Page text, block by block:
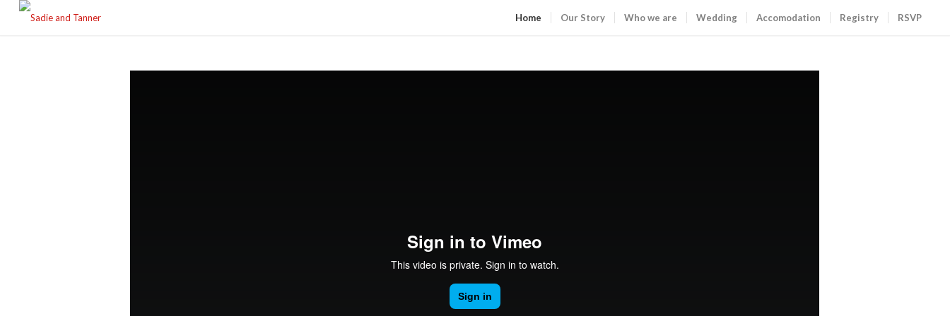
Home Our Story Who we are Wedding Accomodation Registry RSVP